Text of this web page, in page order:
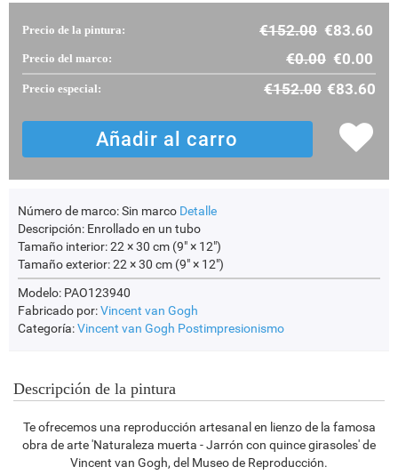
Precio de la pintura: €152.00 €83.60
Precio del marco: €0.00 €0.00
Precio especial: €152.00 €83.60
Número de marco:Sin marco Detalle
Descripción: Enrollado en un tubo
Tamaño interior:22 × 30 cm (9" × 12")
Tamaño exterior:22 × 30 cm (9" × 12")
Modelo: PAO123940
Fabricado por:Vincent van Gogh
Categoría:Vincent van Gogh Postimpresionismo
Descripción de la pintura
Te ofrecemos una reproducción artesanal en lienzo de la famosa
obra de arte 'Naturaleza muerta - Jarrón con quince girasoles' de
Vincent van Gogh, del Museo de Reproducción.